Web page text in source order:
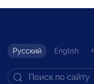
Русский English